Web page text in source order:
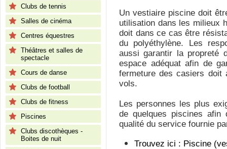
Clubs de tennis
Salles de cinéma
Centres équestres
Théâtres et salles de
spectacle
Cours de danse
Clubs de football
Clubs de fitness
Piscines
Clubs discothèques -
Boites de nuit
Un vestiaire piscine doit
utilisation dans les milieux
doit dans ce cas être
du polyéthylène. Les
aussi garantir la propreté
espace adéquat afin de
fermeture des casiers doit
vols.
Les personnes les plus
de quelques piscines
qualité du service fournie
Trouvez ici : Piscine